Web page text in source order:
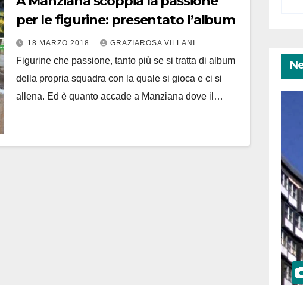
per le figurine: presentato l’album
18 MARZO 2018 GRAZIAROSA VILLANI
Figurine che passione, tanto più se si tratta di album
della propria squadra con la quale si gioca e ci si
allena. Ed è quanto accade a Manziana dove il…